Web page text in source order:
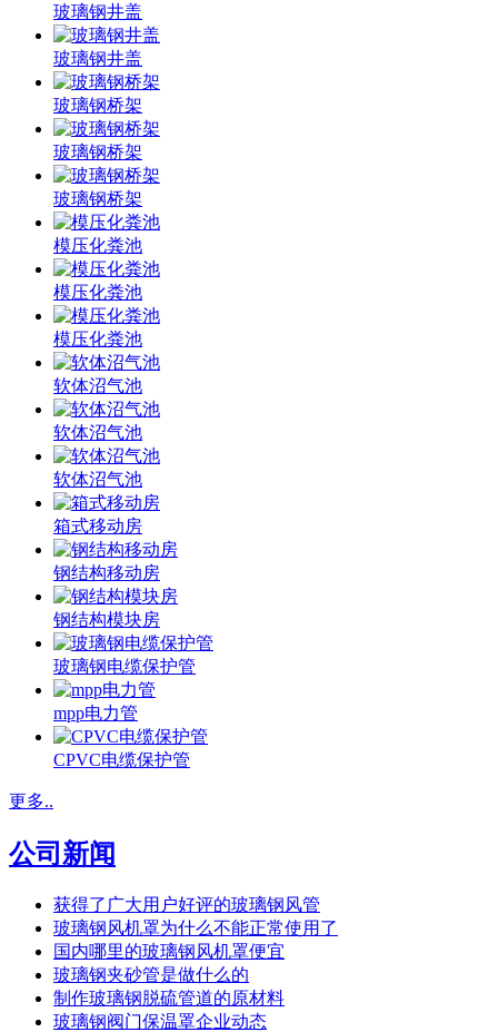
玻璃钢井盖
玻璃钢井盖
玻璃钢桥架
玻璃钢桥架
玻璃钢桥架
模压化粪池
模压化粪池
模压化粪池
软体沼气池
软体沼气池
软体沼气池
箱式移动房
钢结构移动房
钢结构模块房
玻璃钢电缆保护管
mpp电力管
CPVC电缆保护管
更多..
公司新闻
获得了广大用户好评的玻璃钢风管
玻璃钢风机罩为什么不能正常使用了
国内哪里的玻璃钢风机罩便宜
玻璃钢夹砂管是做什么的
制作玻璃钢脱硫管道的原材料
玻璃钢阀门保温罩企业动态